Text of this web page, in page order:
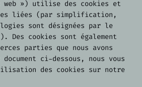
») utilise des cookies et
liées (par simplification,
sont désignées par le
Des cookies sont également
parties que nous avons
document ci-dessous, nous vous
des cookies sur notre